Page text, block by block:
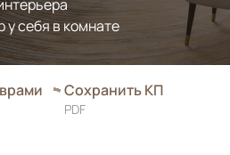
у себя в комнате
Сохранить КП
PDF